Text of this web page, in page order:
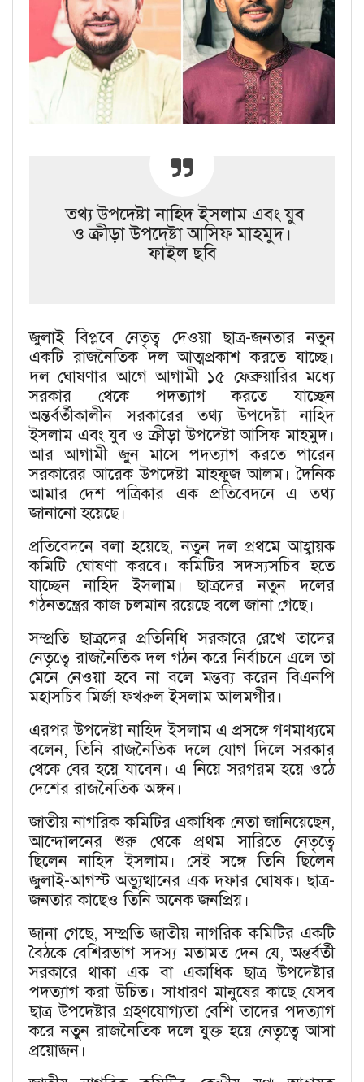
তথ্য উপদেষ্টা নাহিদ ইসলাম এবং যুব
ও ক্রীড়া উপদেষ্টা আসিফ মাহমুদ।
ফাইল ছবি
জুলাই বিপ্লবে নেতৃত্ব দেওয়া ছাত্র-জনতার নতুন
একটি রাজনৈতিক দল আত্মপ্রকাশ করতে যাচ্ছে।
দল ঘোষণার আগে আগামী ১৫ ফেব্রুয়ারির মধ্যে
সরকার থেকে পদত্যাগ করতে যাচ্ছেন
অন্তর্বর্তীকালীন সরকারের তথ্য উপদেষ্টা নাহিদ
ইসলাম এবং যুব ও ক্রীড়া উপদেষ্টা আসিফ মাহমুদ।
আর আগামী জুন মাসে পদত্যাগ করতে পারেন
সরকারের আরেক উপদেষ্টা মাহফুজ আলম। দৈনিক
আমার দেশ পত্রিকার এক প্রতিবেদনে এ তথ্য
জানানো হয়েছে।
প্রতিবেদনে বলা হয়েছে, নতুন দল প্রথমে আহ্বায়ক
কমিটি ঘোষণা করবে। কমিটির সদস্যসচিব হতে
যাচ্ছেন নাহিদ ইসলাম। ছাত্রদের নতুন দলের
গঠনতন্ত্রের কাজ চলমান রয়েছে বলে জানা গেছে।
সম্প্রতি ছাত্রদের প্রতিনিধি সরকারে রেখে তাদের
নেতৃত্বে রাজনৈতিক দল গঠন করে নির্বাচনে এলে তা
মেনে নেওয়া হবে না বলে মন্তব্য করেন বিএনপি
মহাসচিব মির্জা ফখরুল ইসলাম আলমগীর।
এরপর উপদেষ্টা নাহিদ ইসলাম এ প্রসঙ্গে গণমাধ্যমে
বলেন, তিনি রাজনৈতিক দলে যোগ দিলে সরকার
থেকে বের হয়ে যাবেন। এ নিয়ে সরগরম হয়ে ওঠে
দেশের রাজনৈতিক অঙ্গন।
জাতীয় নাগরিক কমিটির একাধিক নেতা জানিয়েছেন,
আন্দোলনের শুরু থেকে প্রথম সারিতে নেতৃত্বে
ছিলেন নাহিদ ইসলাম। সেই সঙ্গে তিনি ছিলেন
জুলাই-আগস্ট অভ্যুত্থানের এক দফার ঘোষক। ছাত্র-
জনতার কাছেও তিনি অনেক জনপ্রিয়।
জানা গেছে, সম্প্রতি জাতীয় নাগরিক কমিটির একটি
বৈঠকে বেশিরভাগ সদস্য মতামত দেন যে, অন্তর্বর্তী
সরকারে থাকা এক বা একাধিক ছাত্র উপদেষ্টার
পদত্যাগ করা উচিত। সাধারণ মানুষের কাছে যেসব
ছাত্র উপদেষ্টার গ্রহণযোগ্যতা বেশি তাদের পদত্যাগ
করে নতুন রাজনৈতিক দলে যুক্ত হয়ে নেতৃত্বে আসা
প্রয়োজন।